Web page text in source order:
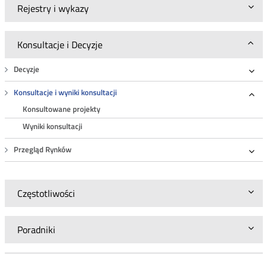
Rejestry i wykazy
Konsultacje i Decyzje
Decyzje
Konsultacje i wyniki konsultacji
Konsultowane projekty
Wyniki konsultacji
Przegląd Rynków
Częstotliwości
Poradniki